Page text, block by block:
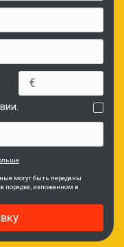
могут быть переданы
порядке, изложенном в